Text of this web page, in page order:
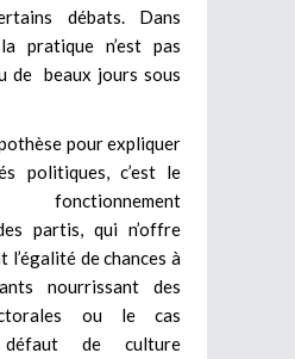
débats. Dans
pratique n’est pas
de beaux jours sous
pour expliquer
politiques, c’est le
partis, qui n’offre
l’égalité de chances à
nourrissant des
ou le cas
de culture